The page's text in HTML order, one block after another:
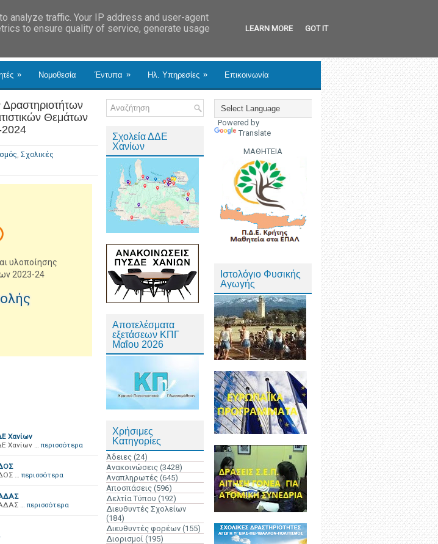
» Νομοθεσία Έντυπα » Ηλ. Υπηρεσίες » Επικοινωνία
Θεμάτων
2024
, Σχολικές
υλοποίησης
2023-24
Χανίων
Χανίων … περισσότερα
… περισσότερα
… περισσότερα
Σχολεία ΔΔΕ
Χανίων
Αποτελέσματα
εξετάσεων ΚΠΓ
Μαΐου 2026
Χρήσιμες
Κατηγορίες
Άδειες (24)
Ανακοινώσεις (3428)
Αναπληρωτές (645)
Αποσπάσεις (596)
Δελτία Τύπου (192)
Διευθυντές Σχολείων
(184)
Διευθυντές φορέων (155)
Διορισμοί (195)
Powered by
Translate
ΜΑΘΗΤΕΙΑ
Ιστολόγιο Φυσικής
Αγωγής
traffic. Your IP address and user-agent
to ensure quality of service, generate usage
LEARN MORE GOT IT